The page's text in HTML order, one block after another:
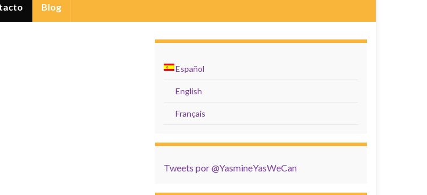
Blog
Español
English
Français
Tweets por @YasmineYasWeCan